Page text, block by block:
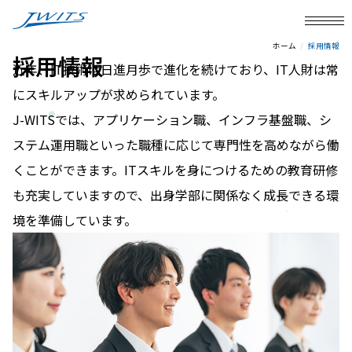
ホーム 採用情報
採用情報
近年、IT技術は日進月歩で進化を続けており、IT人財は常
にスキルアップが求められています。
J-WITSでは、アプリケーション職、インフラ基盤職、シ
ステム運用職といった職種に応じて専門性を高めながら働
くことができます。ITスキルを身につけるための教育研修
も充実していますので、出身学部に関係なく成長できる環
境を準備しています。